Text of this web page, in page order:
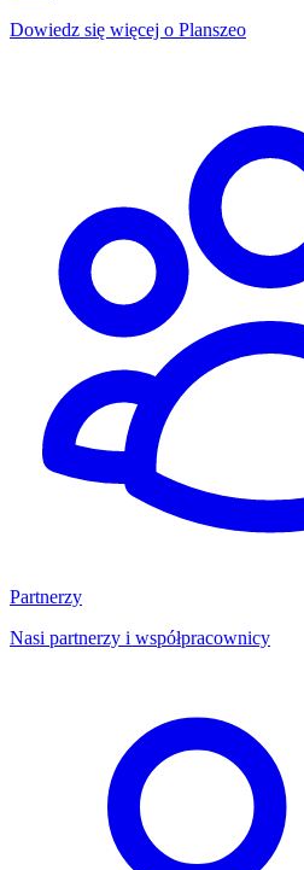
Dowiedz się więcej o Planszeo
Partnerzy
Nasi partnerzy i współpracownicy